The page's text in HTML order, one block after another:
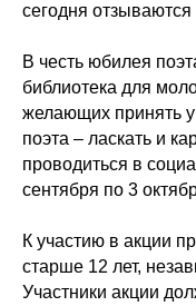
сегодня
В честь юбилея
библиотека для
желающих принять
поэта – ласкать и
проводиться в
сентября по 3
К участию в акции
старше 12 лет,
Участники акции